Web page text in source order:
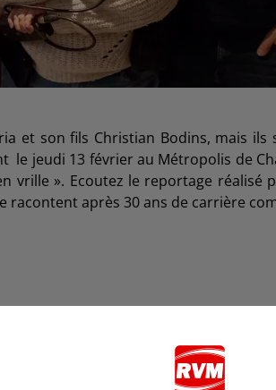
et son fils Christian Bodins, mais ils
le jeudi 13 février au Métropolis de
vrille ». Ecoutez le reportage réalisé
racontent après 30 ans de carrière